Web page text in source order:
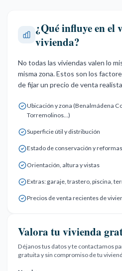
¿Qué influye en el
vivienda?
No todas las viviendas valen lo
misma zona. Estos son los
de fijar un precio de venta
Ubicación y zona (Benalmádena
Torremolinos…)
Superficie útil y distribución
Estado de conservación y reformas
Orientación, altura y vistas
Extras: garaje, trastero, piscina,
Precios de venta recientes de
Valora tu vivienda
Déjanos tus datos y te contactamos
gratuita y sin compromiso de tu